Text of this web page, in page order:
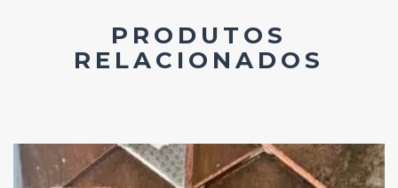
PRODUTOS
RELACIONADOS